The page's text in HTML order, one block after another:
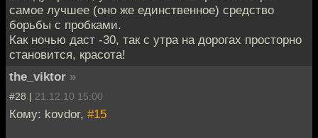
самое лучшее (оно же единственное) средство
борьбы с пробками.
Как ночью даст -30, так с утра на дорогах просторно
становится, красота!
the_viktor »
#28 | 21.12.10 15:00
Кому: kovdor, #15